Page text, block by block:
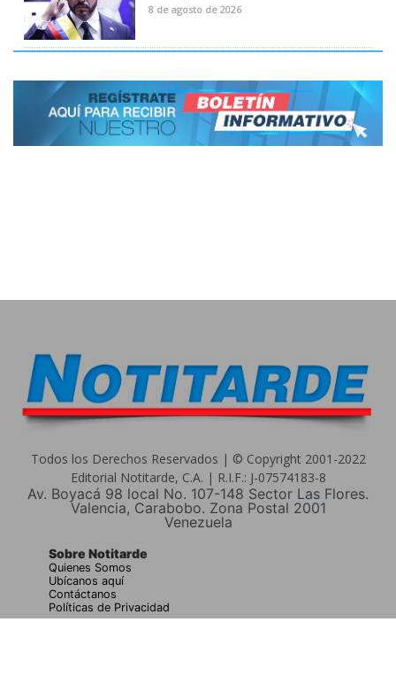
8 de agosto de 2026
Todos los Derechos Reservados | © Copyright 2001-2022
Editorial Notitarde, C.A. | R.I.F.: J-07574183-8
Av. Boyacá 98 local No. 107-148 Sector Las Flores.
Valencia, Carabobo. Zona Postal 2001
Venezuela
Sobre Notitarde
Quienes Somos
Ubícanos aquí
Contáctanos
Políticas de Privacidad